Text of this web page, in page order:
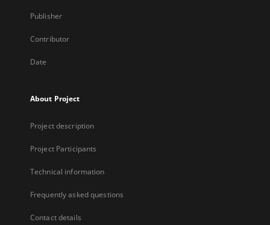
Publisher
Contributor
Date
About Project
Project description
Project Participants
Technical information
Frequently asked questions
Contact details